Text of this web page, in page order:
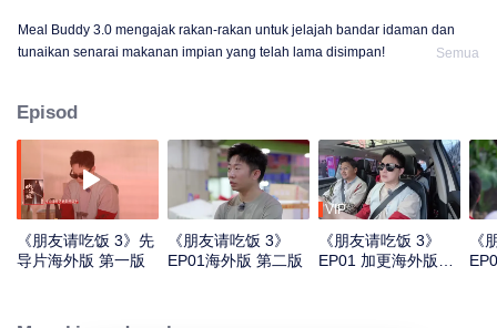
Meal Buddy 3.0 mengajak rakan-rakan untuk jelajah bandar idaman dan
tunaikan senarai makanan impian yang telah lama disimpan!
Semua
Episod
《朋友请吃饭 3》先
导片海外版 第一版
《朋友请吃饭 3》
EP01海外版 第二版
VIP
《朋友请吃饭 3》
EP01 加更海外版第
《